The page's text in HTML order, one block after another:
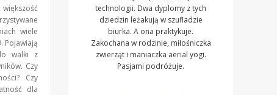
wiele
Pojawiają
walki z
Czy
Czy
dla
technologii. Dwa dyplomy z tych
dziedzin leżakują w szufladzie
biurka. A ona praktykuje.
Zakochana w rodzinie, miłośniczka
zwierząt i maniaczka aerial yogi.
Pasjami podróżuje.